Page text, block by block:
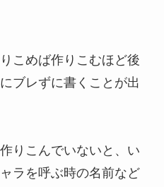
こめば作りこむほど後
ブレずに書くことが出
りこんでいないと、い
ラを呼ぶ時の名前など